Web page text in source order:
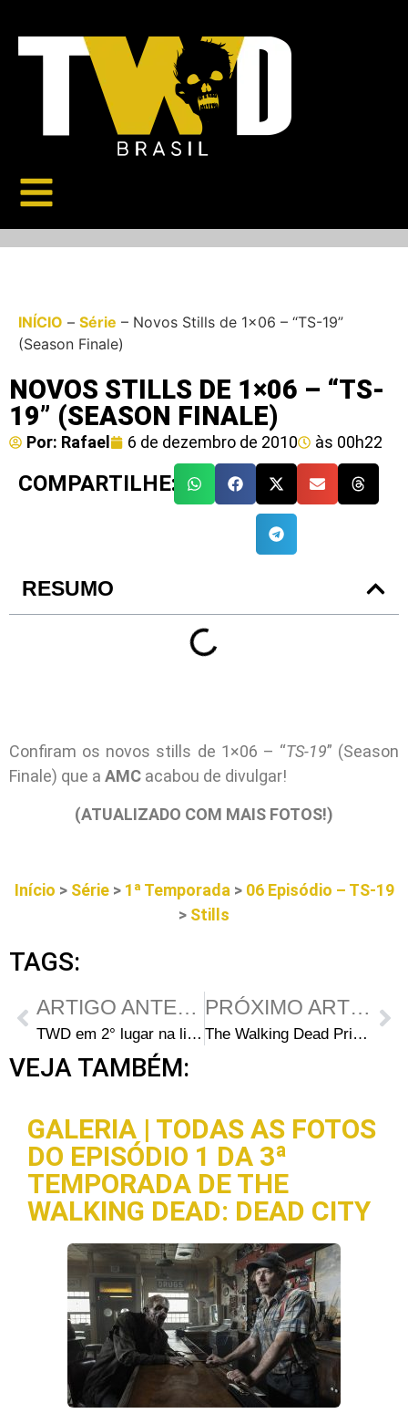
INÍCIO – Série – Novos Stills de 1×06 – “TS-19”
(Season Finale)
NOVOS STILLS DE 1×06 – “TS-
19” (SEASON FINALE)
Por: Rafael 6 de dezembro de 2010 às 00h22
COMPARTILHE:
RESUMO
Confiram os novos stills de 1×06 – “TS-19” (Season
Finale) que a AMC acabou de divulgar!
(ATUALIZADO COM MAIS FOTOS!)
Início > Série> 1ª Temporada > 06 Episódio – TS-19
> Stills
TAGS:
ARTIGO ANTERIOR
TWD em 2° lugar na lista de Melhores de 2010 de Stephen King
PRÓXIMO ARTIGO
The Walking Dead Primeira temporada Lançamento DVD Revelado
VEJA TAMBÉM:
GALERIA | TODAS AS FOTOS
DO EPISÓDIO 1 DA 3ª
TEMPORADA DE THE
WALKING DEAD: DEAD CITY